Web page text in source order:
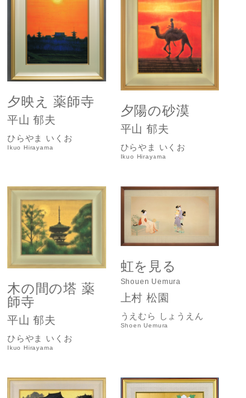
夕映え 薬師寺
平山 郁夫
ひらやま いくお
Ikuo Hirayama
夕陽の砂漠
平山 郁夫
ひらやま いくお
Ikuo Hirayama
木の間の塔 薬
師寺
平山 郁夫
ひらやま いくお
Ikuo Hirayama
虹を見る
Shouen Uemura
上村 松園
うえむら しょうえん
Shoen Uemura